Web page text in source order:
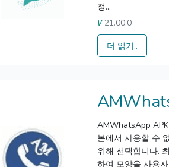
정...
V21.00.0
더 읽기..
AMWhatsApp
본에서 사용할 수
위해 선택합니다.
하여 모양을 사용